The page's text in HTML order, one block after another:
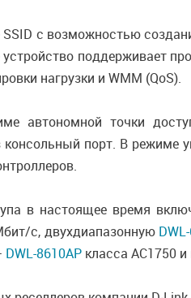
с возможностью
поддерживает
нагрузки и WMM (QoS).
автономной точки
порт. В режиме
в настоящее время
с, двухдиапазонную
DWL-8610AP класса AC1750